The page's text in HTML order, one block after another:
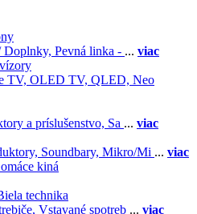
Doplnky, Pevná linka - ... viac
TV, OLED TV, QLED, Neo
a príslušenstvo, Sa ... viac
Soundbary, Mikro/Mi ... viac
kiná
technika
Vstavané spotreb ... viac